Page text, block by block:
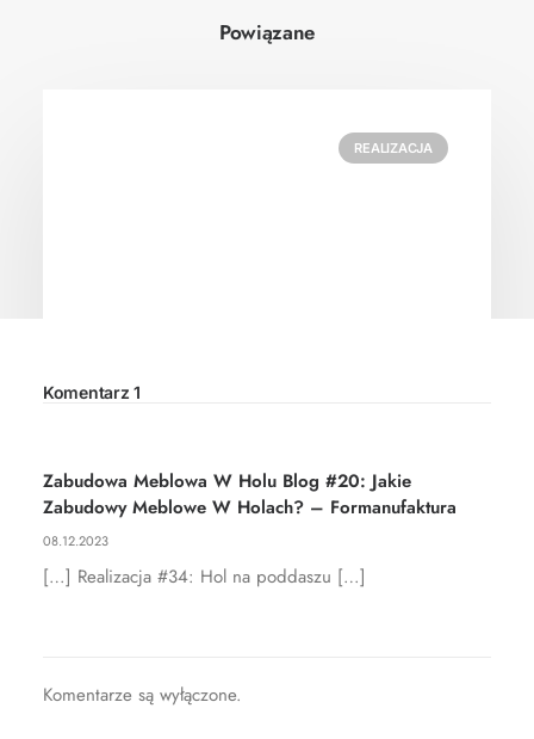
Powiązane
REALIZACJA
Realizacja #58: Apartament nad Wisłą
Komentarz 1
Zabudowa Meblowa W Holu Blog #20: Jakie
Zabudowy Meblowe W Holach? – Formanufaktura
08.12.2023
[…] Realizacja #34: Hol na poddaszu […]
Komentarze są wyłączone.